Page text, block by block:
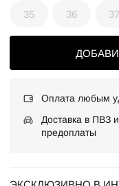
35 36 37
Оплата любым
Доставка в ПВЗ
предоплаты